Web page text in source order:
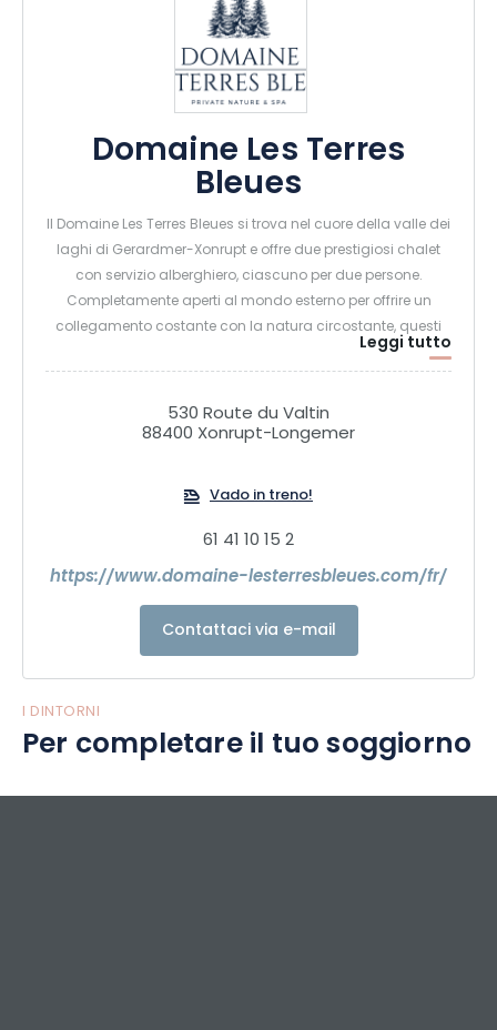
Domaine Les Terres
Bleues
Il Domaine Les Terres Bleues si trova nel cuore della valle dei
laghi di Gerardmer-Xonrupt e offre due prestigiosi chalet
con servizio alberghiero, ciascuno per due persone.
Completamente aperti al mondo esterno per offrire un
collegamento costante con la natura circostante, questi
chalet si trovano in una tenuta privata di un ettaro dotata
di una piscina all'aperto, una sauna a specchio e una
vasca di acqua sorgiva.
Leggi tutto
530 Route du Valtin
88400 Xonrupt-Longemer
Vado in treno!
61 41 10 15 2
https://www.domaine-lesterresbleues.com/fr/
Contattaci via e-mail
I DINTORNI
Per completare il tuo soggiorno